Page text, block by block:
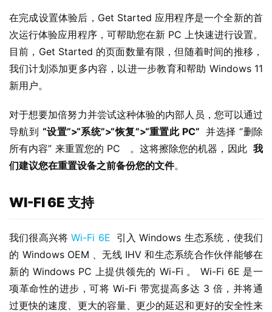
在完成设置体验后，Get Started 应用程序是一个全新的首
次运行体验应用程序，可帮助您在新 PC 上快速进行设置。
目前，Get Started 的页面数量有限，但随着时间的推移，
我们计划添加更多内容，以进一步教育和帮助 Windows 11
新用户。
对于想要加倍努力并尝试这种体验的内部人员，您可以通过
导航到 “设置”>“系统”>“恢复”>“重置此 PC” 并选择 “删除
所有内容” 来重置您的 PC   。这将擦除您的机器，因此 我
们建议您在重置设备之前备份您的文件。
WI-FI 6E 支持
我们很高兴将 Wi-Fi 6E 引入 Windows 生态系统，使我们
的 Windows OEM 、无线 IHV 和生态系统合作伙伴能够在
新的 Windows PC 上提供领先的 Wi-Fi 。 Wi-Fi 6E 是一
项革命性的进步，可将 Wi-Fi 带宽提高多达 3 倍，并将通
过更快的速度、更大的容量、更少的延迟和更好的安全性来